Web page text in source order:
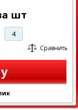
шт
4
Сравнить